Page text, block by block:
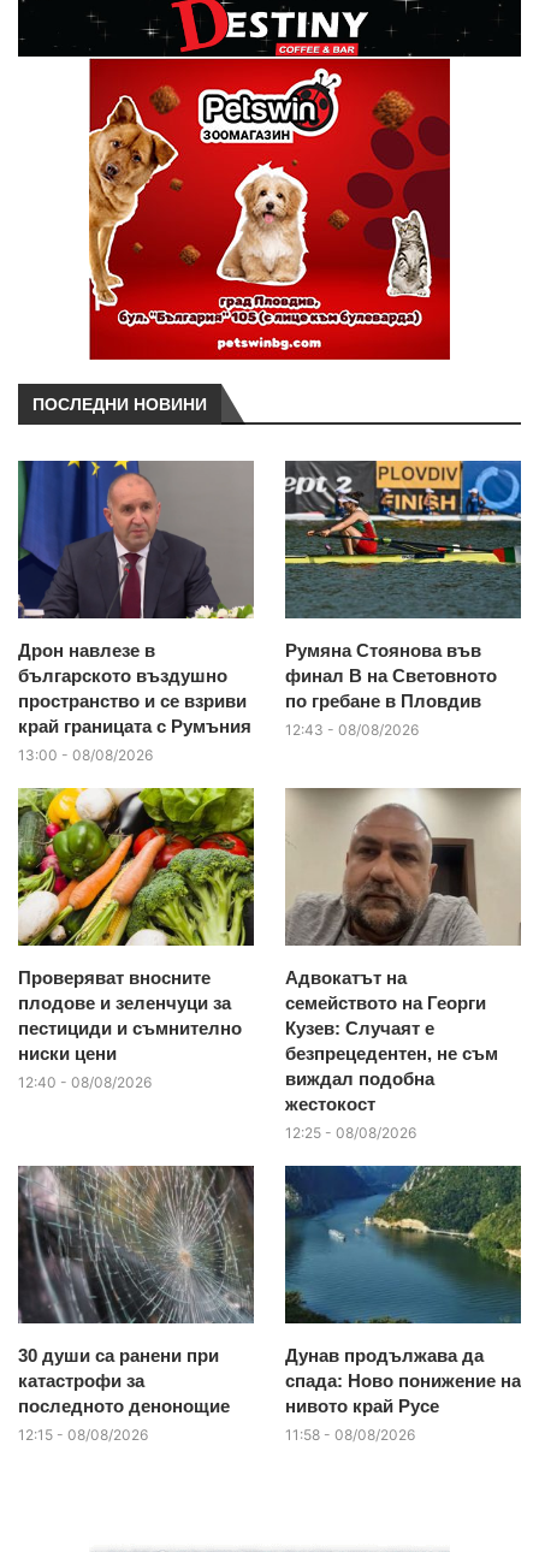
ПОСЛЕДНИ НОВИНИ
Дрон навлезе в
българското въздушно
пространство и се взриви
край границата с Румъния
13:00 - 08/08/2026
Румяна Стоянова във
финал B на Световното
по гребане в Пловдив
12:43 - 08/08/2026
Проверяват вносните
плодове и зеленчуци за
пестициди и съмнително
ниски цени
12:40 - 08/08/2026
Адвокатът на
семейството на Георги
Кузев: Случаят е
безпрецедентен, не съм
виждал подобна
жестокост
12:25 - 08/08/2026
30 души са ранени при
катастрофи за
последното денонощие
12:15 - 08/08/2026
Дунав продължава да
спада: Ново понижение на
нивото край Русе
11:58 - 08/08/2026